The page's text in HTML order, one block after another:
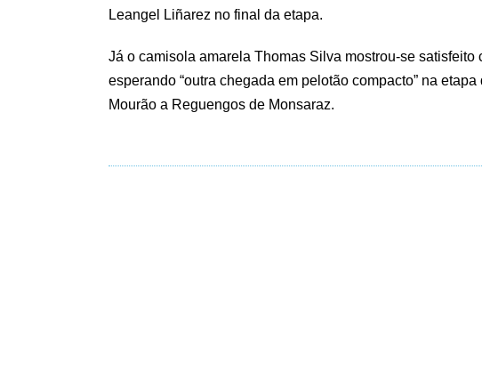
Leangel Liñarez no final da etapa.
Já o camisola amarela Thomas Silva mostrou-se satisfeito
esperando “outra chegada em pelotão compacto” na
Mourão a Reguengos de Monsaraz.